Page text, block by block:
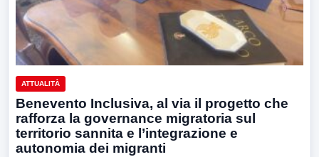
ATTUALITÀ
Benevento Inclusiva, al via il progetto che
rafforza la governance migratoria sul
territorio sannita e l’integrazione e
autonomia dei migranti